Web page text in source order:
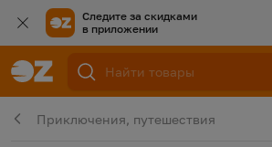
Следите за скидками
в приложении
Приключения, путешествия